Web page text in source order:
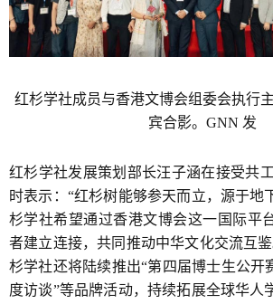
红杉学社成员与香港文博会组委会执行
宾合影。GNN 发
红杉学社发展策划部长汪子涵在接受共
时表示：“红杉树能够参天而立，源于地
杉学社希望通过香港文博会这一国际平
者建立连接，共同推动中华文化交流互
杉学社还将陆续推出“第四届博士生公开
度访谈”等品牌活动，持续拓展全球华人